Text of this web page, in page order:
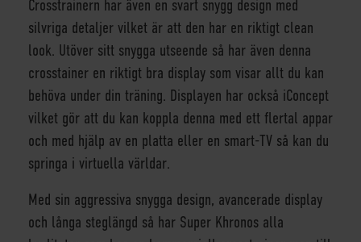
Crosstrainern har även en svart snygg design med
silvriga detaljer vilket är att den har en riktigt clean
look. Utöver sitt snygga utseende så har även denna
crosstainer en riktigt bra display som visar allt du kan
behöva under din träning. Displayen har också iConcept
vilket gör att du kan koppla denna med ett flertal appar
och med hjälp av en platta eller en smart-TV så kan du
springa i virtuella världar.
Med sin aggressiva snygga design, avancerade display
och långa steglängd så har Super Khronos alla